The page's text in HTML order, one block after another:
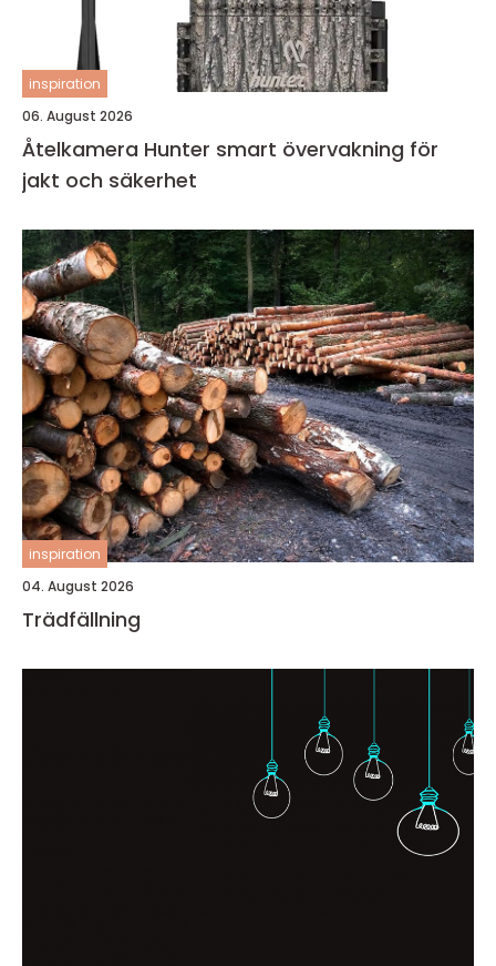
inspiration
06. August 2026
Åtelkamera Hunter smart övervakning för
jakt och säkerhet
inspiration
04. August 2026
Trädfällning